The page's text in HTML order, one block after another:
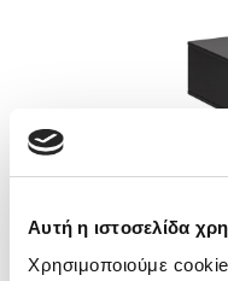
Αυτή η ιστοσελίδα
Χρησιμοποιούμε